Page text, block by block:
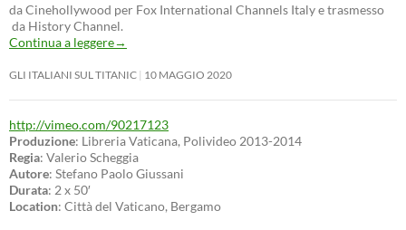
da Cinehollywood per Fox International Channels Italy e trasmesso
da History Channel.
Continua a leggere→
GLI ITALIANI SUL TITANIC 10 MAGGIO 2020
http://vimeo.com/90217123
Produzione: Libreria Vaticana, Polivideo 2013-2014
Regia: Valerio Scheggia
Autore: Stefano Paolo Giussani
Durata: 2 x 50′
Location: Città del Vaticano, Bergamo